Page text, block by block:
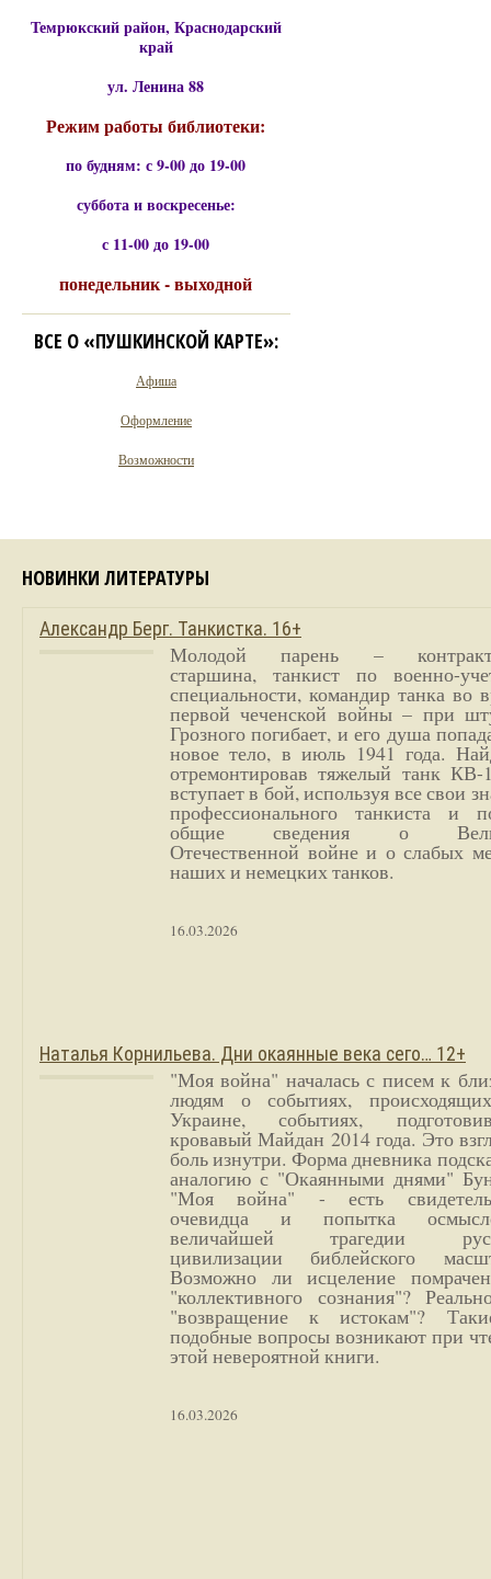
Темрюкский район, Краснодарский
край
ул. Ленина 88
Режим работы библиотеки:
по будням: с 9-00 до 19-00
суббота и воскресенье:
с 11-00 до 19-00
понедельник - выходной
ВСЕ О «ПУШКИНСКОЙ КАРТЕ»:
Афиша
Оформление
Возможности
НОВИНКИ ЛИТЕРАТУРЫ
Александр Берг. Танкистка. 16+
Молодой парень –
старшина, танкист по военно-
специальности, командир танка во
первой чеченской войны – при
Грозного погибает, и его душа
новое тело, в июль 1941 года.
отремонтировав тяжелый танк
вступает в бой, используя все свои
профессионального танкиста и
общие сведения о
Отечественной войне и о слабых
наших и немецких танков.
16.03.2026
Наталья Корнильева. Дни окаянные века сего… 12+
"Моя война" началась с писем к
людям о событиях,
Украине, событиях,
кровавый Майдан 2014 года. Это
боль изнутри. Форма дневника
аналогию с "Окаянными днями"
"Моя война" - есть
очевидца и попытка
величайшей трагедии
цивилизации библейского
Возможно ли исцеление
"коллективного сознания"?
"возвращение к истокам"?
подобные вопросы возникают при
этой невероятной книги.
16.03.2026